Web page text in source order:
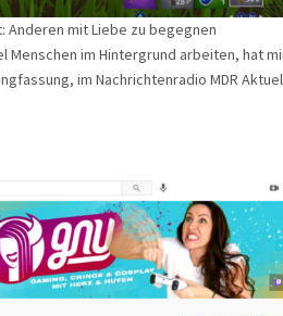
mit Liebe zu begegnen
im Hintergrund arbeiten, hat
im Nachrichtenradio MDR